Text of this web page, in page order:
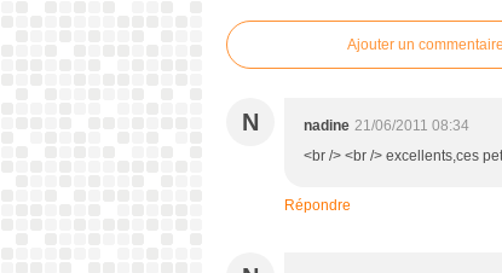
Ajouter un commentaire
N nadine 21/06/2011 08:34
<br /> <br /> excellents,ces
Répondre